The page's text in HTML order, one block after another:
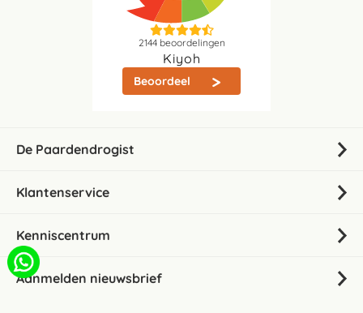
2144beoordelingen
Kiyoh
Beoordeel
De Paardendrogist
Klantenservice
Kenniscentrum
Aanmelden nieuwsbrief